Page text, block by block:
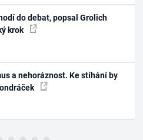
do debat, popsal Grolich
krok
a nehoráznost. Ke stíhání by